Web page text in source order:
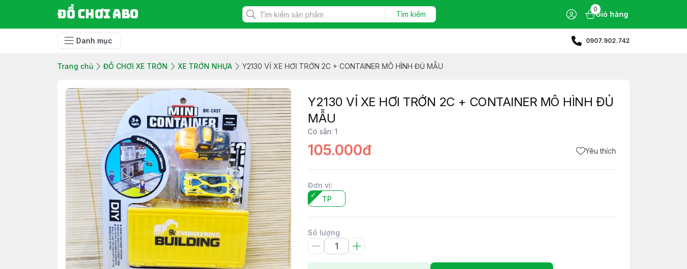
Đồ chơi ABO Tìm kiếm
0
Giỏ hàng
Danh mục 0907.902.742
Trang chủ ĐỒ CHƠI XE TRỚN XE TRỚN NHỰA Y2130 VỈ XE HƠI TRỚN 2C + CONTAINER MÔ HÌNH ĐỦ MẪU
Y2130 VỈ XE HƠI TRỚN 2C + CONTAINER MÔ HÌNH ĐỦ
MẪU
Có sẵn: 1
105.000đ Yêu thích
Đơn vị:
TP
Số lượng